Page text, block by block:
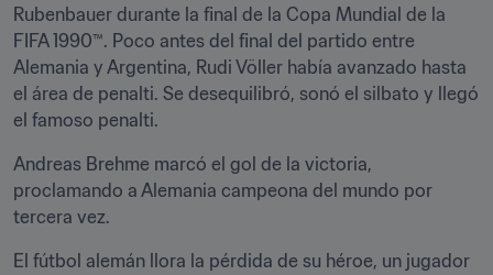
Rubenbauer durante la final de la Copa Mundial de la
FIFA 1990™. Poco antes del final del partido entre
Alemania y Argentina, Rudi Völler había avanzado hasta
el área de penalti. Se desequilibró, sonó el silbato y llegó
el famoso penalti.
Andreas Brehme marcó el gol de la victoria,
proclamando a Alemania campeona del mundo por
tercera vez.
El fútbol alemán llora la pérdida de su héroe, un jugador